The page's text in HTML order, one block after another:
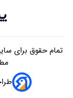
آیا میوه و عسل به
تمام حقوق برای